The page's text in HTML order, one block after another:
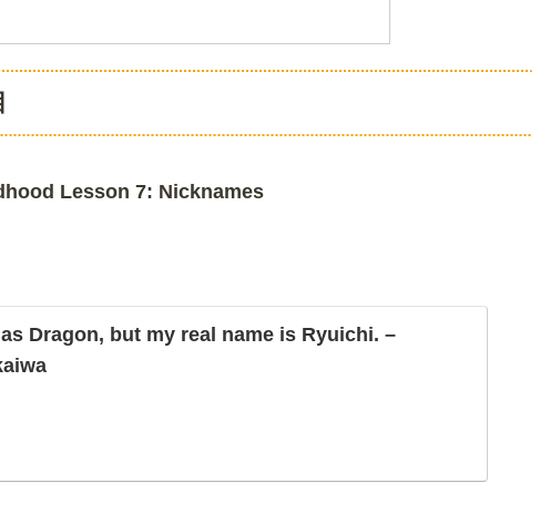
Lesson 7: Nicknames
as Dragon, but my real name is Ryuichi. –